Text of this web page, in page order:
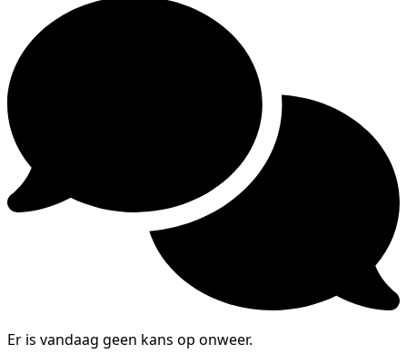
Er is vandaag geen kans op onweer.